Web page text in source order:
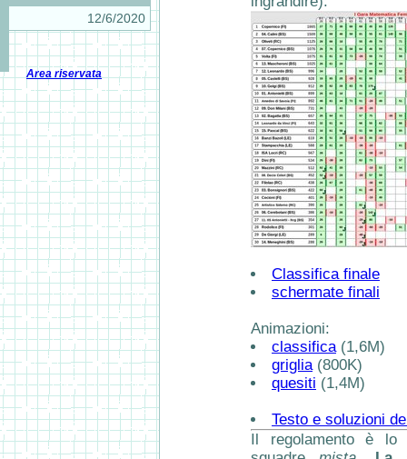
12/6/2020
Area riservata
Classifica finale
schermate finali
Animazioni:
classifica(1,6M)
griglia(800K)
quesiti (1,4M)
Testo e soluzioni
Il regolamento è lo